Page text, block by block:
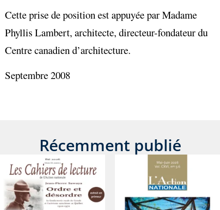
Cette prise de position est appuyée par Madame
Phyllis Lambert, architecte, directeur-fondateur du
Centre canadien d’architecture.
Septembre 2008
Récemment publié